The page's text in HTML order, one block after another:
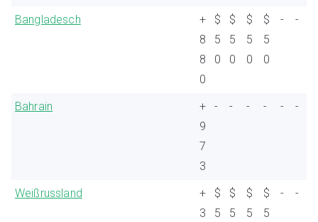
Bangladesch
+
8
8
0
$
5
0
$
5
0
$
5
0
$
5
0
- -
Bahrain
+
9
7
3
- - - - - -
Weißrussland
+
3
$
5
$
5
$
5
$
5
- -